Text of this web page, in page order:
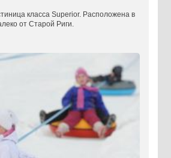
класса Superior. Расположена в
от Старой Риги.